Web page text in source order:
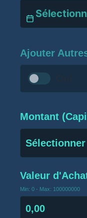
Ajouter
Montant
Valeur
Min: 0 - Max: 100000000